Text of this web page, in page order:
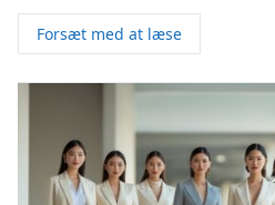
Forsæt med at læse